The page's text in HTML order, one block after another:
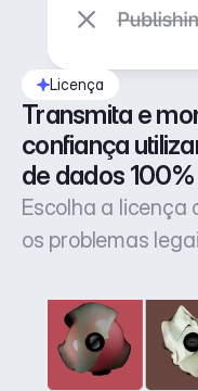
Licença
Transmita e
confiança
de dados
Escolha a licença
os problemas